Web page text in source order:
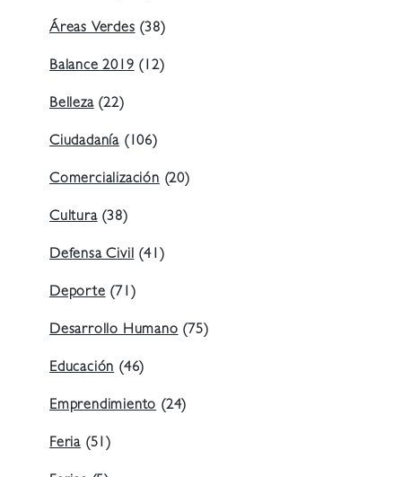
Áreas Verdes(38)
Balance 2019(12)
Belleza(22)
Ciudadanía (106)
Comercialización(20)
Cultura(38)
Defensa Civil(41)
Deporte(71)
Desarrollo Humano(75)
Educación(46)
Emprendimiento(24)
Feria (51)